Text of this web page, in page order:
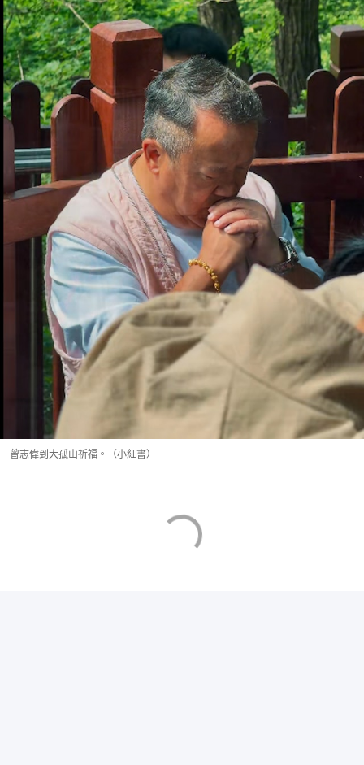
曾志偉到大孤山祈福。（小紅書）